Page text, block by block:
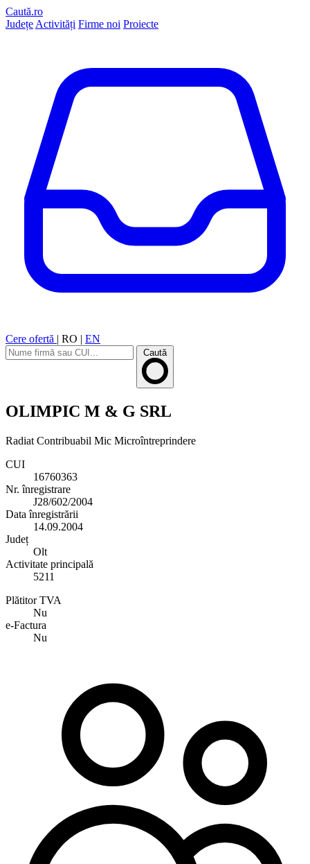
Caută.ro
Județe Activități Firme noi Proiecte
Cere ofertă | RO | EN
Caută
OLIMPIC M & G SRL
Radiat Contribuabil Mic Microîntreprindere
CUI
16760363
Nr. înregistrare
J28/602/2004
Data înregistrării
14.09.2004
Județ
Olt
Activitate principală
5211
Plătitor TVA
Nu
e-Factura
Nu